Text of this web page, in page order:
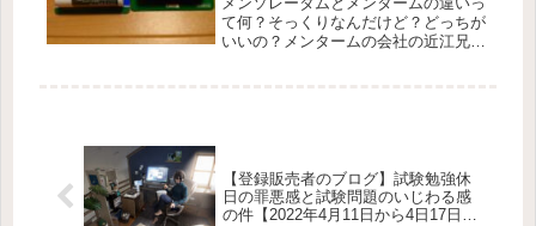
て何？そっくりなんだけど？どっちが
いいの？メンタームの会社の近江兄弟
【登録販売者のブログ】試験勉強休
日の罪悪感と試験問題のいじわる感
の件【2022年4月11日から4日17日